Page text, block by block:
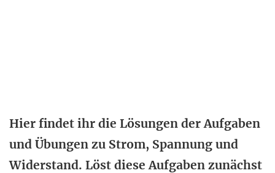
Hier findet ihr die Lösungen der Aufgaben
und Übungen zu Strom, Spannung und
Widerstand. Löst diese Aufgaben zunächst